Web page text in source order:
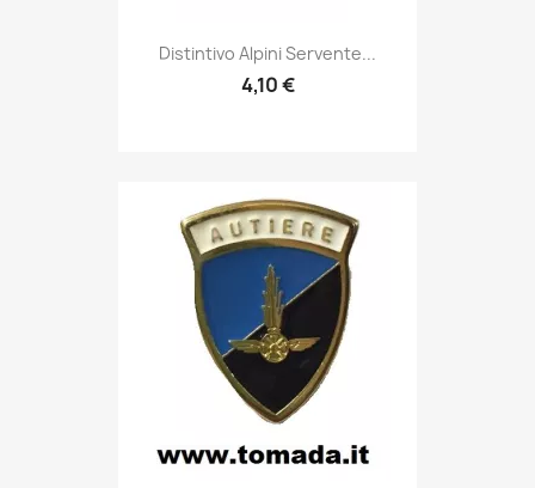
Anteprima
Distintivo Alpini Servente...
4,10 €